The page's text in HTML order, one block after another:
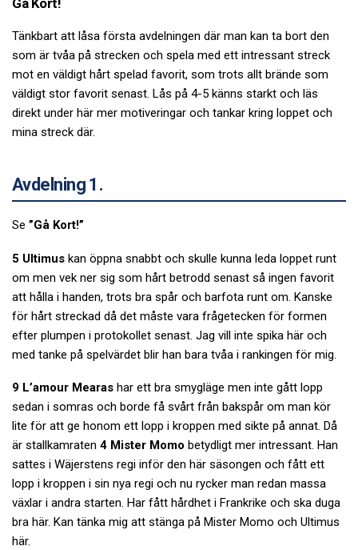
Gå Kort!
Tänkbart att låsa första avdelningen där man kan ta bort den
som är tvåa på strecken och spela med ett intressant streck
mot en väldigt hårt spelad favorit, som trots allt brände som
väldigt stor favorit senast. Lås på 4-5 känns starkt och läs
direkt under här mer motiveringar och tankar kring loppet och
mina streck där.
Avdelning 1.
Se ”Gå Kort!”
5 Ultimus kan öppna snabbt och skulle kunna leda loppet runt
om men vek ner sig som hårt betrodd senast så ingen favorit
att hålla i handen, trots bra spår och barfota runt om. Kanske
för hårt streckad då det måste vara frågetecken för formen
efter plumpen i protokollet senast. Jag vill inte spika här och
med tanke på spelvärdet blir han bara tvåa i rankingen för mig.
9 L’amour Mearas har ett bra smygläge men inte gått lopp
sedan i somras och borde få svårt från bakspår om man kör
lite för att ge honom ett lopp i kroppen med sikte på annat. Då
är stallkamraten 4 Mister Momo betydligt mer intressant. Han
sattes i Wäjerstens regi inför den här säsongen och fått ett
lopp i kroppen i sin nya regi och nu rycker man redan massa
växlar i andra starten. Har fått hårdhet i Frankrike och ska duga
bra här. Kan tänka mig att stänga på Mister Momo och Ultimus
här.